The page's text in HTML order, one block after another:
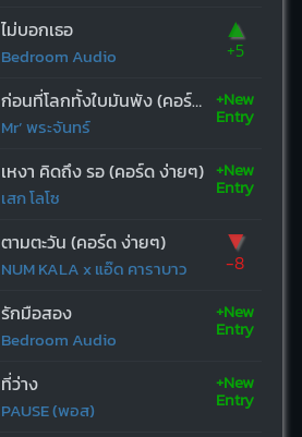
ไม่บอกเธอ
Bedroom Audio
▲
+5
ก่อนที่โลกทั้งใบมันพัง (คอร์ด ง่ายๆ)
Mr’ พระจันทร์
+New
Entry
เหงา คิดถึง รอ (คอร์ด ง่ายๆ)
เสก โลโซ
+New
Entry
ตามตะวัน (คอร์ด ง่ายๆ)
NUM KALA x แอ๊ด คาราบาว
▼
-8
รักมือสอง
Bedroom Audio
+New
Entry
ที่ว่าง
PAUSE (พอส)
+New
Entry